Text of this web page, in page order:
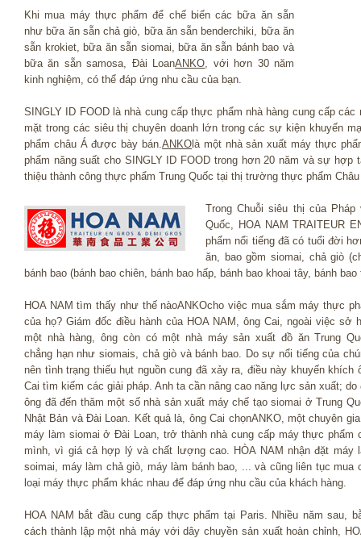
Khi mua máy thực phẩm để chế biến các bữa ăn sẵn
như bữa ăn sẵn chả giò, bữa ăn sẵn benderchiki, bữa ăn
sẵn krokiet, bữa ăn sẵn siomai, bữa ăn sẵn bánh bao và
bữa ăn sẵn samosa, Đài LoanANKO, với hơn 30 năm
kinh nghiệm, có thể đáp ứng nhu cầu của bạn.
SINGLY ID FOOD là nhà cung cấp thực phẩm nhà hàng cung cấp
mặt trong các siêu thị chuyên doanh lớn trong các sự kiện khuyến
phẩm châu Á được bày bán.ANKO là một nhà sản xuất máy thực
phẩm năng suất cho SINGLY ID FOOD trong hơn 20 năm và sự hợp
thiệu thành công thực phẩm Trung Quốc tại thị trường thực phẩm
Trong Chuỗi siêu thị của
Quốc, HOA NAM TRAITEUR
phẩm nổi tiếng đã có tuổi đời
ăn, bao gồm siomai, chả giò
bánh bao (bánh bao chiên, bánh bao hấp, bánh bao khoai tây, bánh
HOA NAM tìm thấy như thế nàoANKOcho việc mua sắm máy thực
của họ? Giám đốc điều hành của HOA NAM, ông Cai, ngoài việc sở
một nhà hàng, ông còn có một nhà máy sản xuất đồ ăn Trung
chẳng hạn như siomais, chả giò và bánh bao. Do sự nổi tiếng của
nên tình trạng thiếu hụt nguồn cung đã xảy ra, điều này khuyến khích
Cai tìm kiếm các giải pháp. Anh ta cần nâng cao năng lực sản xuất; do
ông đã đến thăm một số nhà sản xuất máy chế tạo siomai ở Trung
Nhật Bản và Đài Loan. Kết quả là, ông Cai chọnANKO, một chuyên
máy làm siomai ở Đài Loan, trở thành nhà cung cấp máy thực phẩm
mình, vì giá cả hợp lý và chất lượng cao. HÒA NAM nhận đặt máy
soimai, máy làm chả giò, máy làm bánh bao, ... và cũng liên tục mua
loại máy thực phẩm khác nhau để đáp ứng nhu cầu của khách hàng.
HOA NAM bắt đầu cung cấp thực phẩm tại Paris. Nhiều năm sau,
cách thành lập một nhà máy với dây chuyền sản xuất hoàn chỉnh,